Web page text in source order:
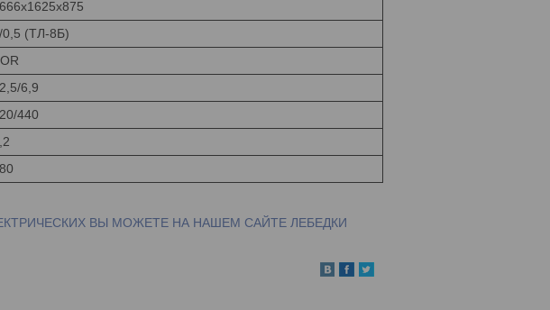
0,5 (ТЛ-8Б)
6,9
440
ВЫ МОЖЕТЕ НА НАШЕМ САЙТЕ ЛЕБЕДКИ